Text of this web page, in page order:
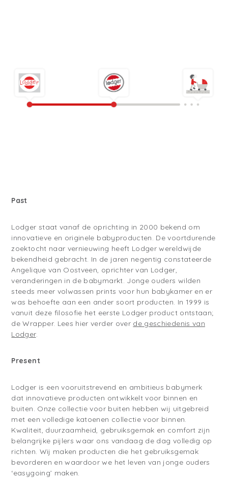
Past
Lodger staat vanaf de oprichting in 2000 bekend om
innovatieve en originele babyproducten. De voortdurende
zoektocht naar vernieuwing heeft Lodger wereldwijde
bekendheid gebracht. In de jaren negentig constateerde
Angelique van Oostveen, oprichter van Lodger,
veranderingen in de babymarkt. Jonge ouders wilden
steeds meer volwassen prints voor hun babykamer en er
was behoefte aan een ander soort producten. In 1999 is
vanuit deze filosofie het eerste Lodger product ontstaan;
de Wrapper. Lees hier verder over de geschiedenis van
Lodger.
Present
Lodger is een vooruitstrevend en ambitieus babymerk
dat innovatieve producten ontwikkelt voor binnen en
buiten. Onze collectie voor buiten hebben wij uitgebreid
met een volledige katoenen collectie voor binnen.
Kwaliteit, duurzaamheid, gebruiksgemak en comfort zijn
belangrijke pijlers waar ons vandaag de dag volledig op
richten. Wij maken producten die het gebruiksgemak
bevorderen en waardoor we het leven van jonge ouders
‘easygoing’ maken.